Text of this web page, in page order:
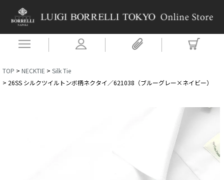
TOP NECKTIE
Silk Tie
26SS シルクツイルトンボ柄ネクタイ／621038（ブルーグレー×ネイビー）